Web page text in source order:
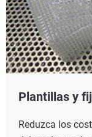
Plantillas y
Reduzca los